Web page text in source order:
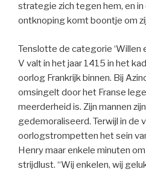
strategie zich tegen hem, en
ontknoping komt boontje om
Tenslotte de categorie ‘Willen
V valt in het jaar 1415 in het
oorlog Frankrijk binnen. Bij
omsingelt door het Franse
meerderheid is. Zijn mannen
gedemoraliseerd. Terwijl in de
oorlogstrompetten het sein
Henry maar enkele minuten
strijdlust. “Wij enkelen, wij